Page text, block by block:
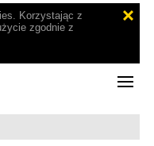
Korzystając z
zgodnie z